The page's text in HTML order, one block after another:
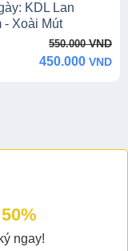
KDL Lan
- Xoài Mút
550.000VND
450.000 VND
50%
ngay!